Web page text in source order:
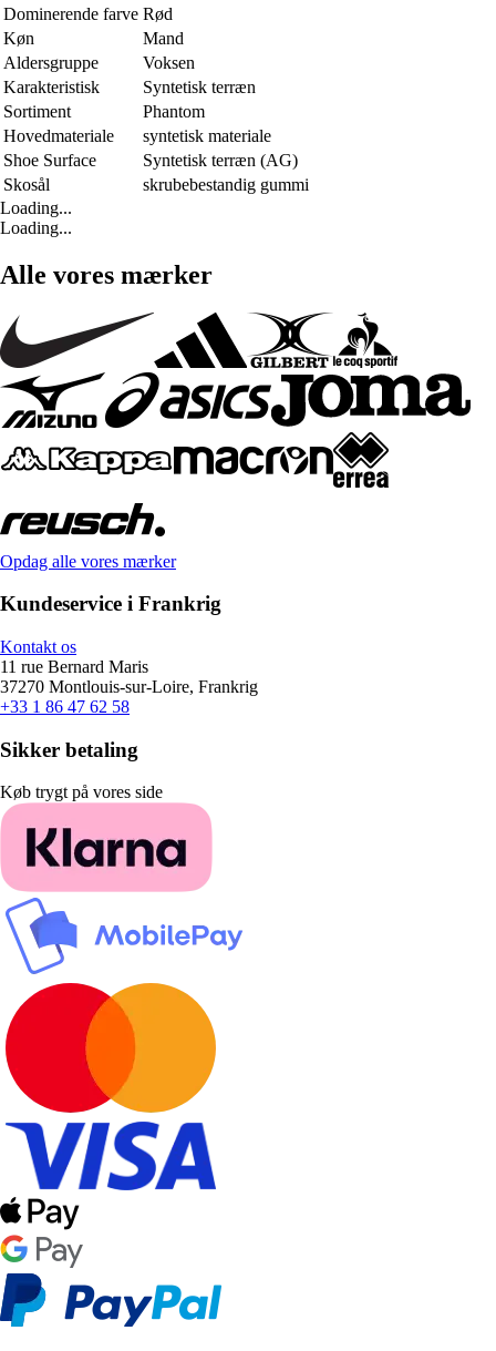
Dominerende farve Rød
Køn
Mand
Aldersgruppe
Voksen
Karakteristisk
Syntetisk terræn
Sortiment
Phantom
Hovedmateriale
syntetisk materiale
Shoe Surface
Syntetisk terræn (AG)
Skosål
skrubebestandig gummi
Loading...
Loading...
Alle vores mærker
Opdag alle vores mærker
Kundeservice i Frankrig
Kontakt os
11 rue Bernard Maris
37270 Montlouis-sur-Loire, Frankrig
+33 1 86 47 62 58
Sikker betaling
Køb trygt på vores side